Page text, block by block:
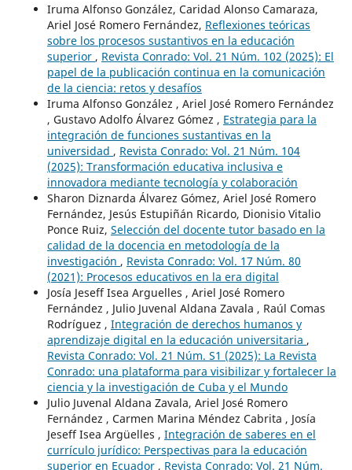
Iruma Alfonso González, Caridad Alonso Camaraza,
Ariel José Romero Fernández, Reflexiones teóricas
sobre los procesos sustantivos en la educación
superior , Revista Conrado: Vol. 21 Núm. 102 (2025): El
papel de la publicación continua en la comunicación
de la ciencia: retos y desafíos
Iruma Alfonso González , Ariel José Romero Fernández
, Gustavo Adolfo Álvarez Gómez , Estrategia para la
integración de funciones sustantivas en la
universidad , Revista Conrado: Vol. 21 Núm. 104
(2025): Transformación educativa inclusiva e
innovadora mediante tecnología y colaboración
Sharon Diznarda Álvarez Gómez, Ariel José Romero
Fernández, Jesús Estupiñán Ricardo, Dionisio Vitalio
Ponce Ruiz, Selección del docente tutor basado en la
calidad de la docencia en metodología de la
investigación , Revista Conrado: Vol. 17 Núm. 80
(2021): Procesos educativos en la era digital
Josía Jeseff Isea Arguelles , Ariel José Romero
Fernández , Julio Juvenal Aldana Zavala , Raúl Comas
Rodríguez , Integración de derechos humanos y
aprendizaje digital en la educación universitaria ,
Revista Conrado: Vol. 21 Núm. S1 (2025): La Revista
Conrado: una plataforma para visibilizar y fortalecer la
ciencia y la investigación de Cuba y el Mundo
Julio Juvenal Aldana Zavala, Ariel José Romero
Fernández , Carmen Marina Méndez Cabrita , Josía
Jeseff Isea Argüelles , Integración de saberes en el
currículo jurídico: Perspectivas para la educación
superior en Ecuador , Revista Conrado: Vol. 21 Núm.